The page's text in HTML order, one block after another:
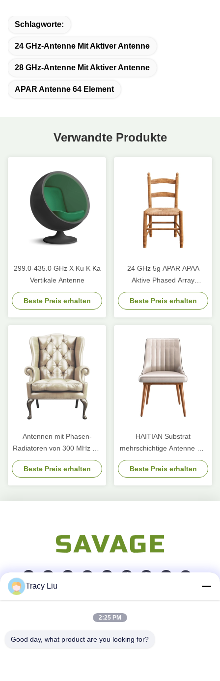
Schlagworte:
24 GHz-Antenne Mit Aktiver Antenne
28 GHz-Antenne Mit Aktiver Antenne
APAR Antenne 64 Element
Verwandte Produkte
299.0-435.0 GHz X Ku K Ka
Vertikale Antenne
Beste Preis erhalten
24 GHz 5g APAR APAA
Aktive Phased Array
Antenne Elemente 3 6 Ka
Band Weitwinkel-Scannen
Beste Preis erhalten
Antennen mit Phasen-
Radiatoren von 300 MHz bis
25 GHz
Beste Preis erhalten
HAITIAN Substrat
mehrschichtige Antenne mit
hohem Gewinn für drahtlose
Anwendungen
Beste Preis erhalten
Blockieren Sie A, YouYi-Industriegebiet, Xiamao-Dorf,
Tracy Liu
2:25 PM
Good day, what product are you looking for?